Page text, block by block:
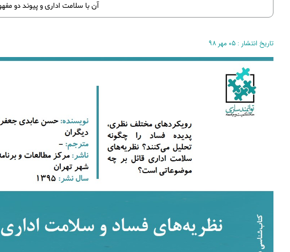
آن با سلامت اداری و پیوند دو
تاریخ انتشار : ۰۵ مهر ۹۸